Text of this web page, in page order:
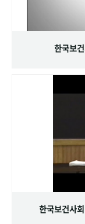
한국보
한국보건사